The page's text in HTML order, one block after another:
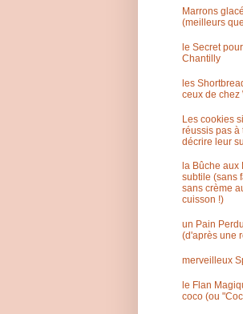
Marrons
(meilleurs
le Secret
Chantilly
les
ceux de chez
Les cookies
réussis pas à
décrire leur
la Bûche aux
subtile (sans
sans crème
cuisson !)
un Pain
(d'après une
merveilleux
le Flan
coco (ou